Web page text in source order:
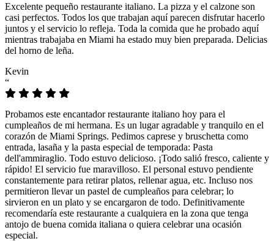
Excelente pequeño restaurante italiano. La pizza y el calzone son
casi perfectos. Todos los que trabajan aquí parecen disfrutar hacerlo
juntos y el servicio lo refleja. Toda la comida que he probado aquí
mientras trabajaba en Miami ha estado muy bien preparada. Delicias
del horno de leña.
Kevin
“
Probamos este encantador restaurante italiano hoy para el
cumpleaños de mi hermana. Es un lugar agradable y tranquilo en el
corazón de Miami Springs. Pedimos caprese y bruschetta como
entrada, lasaña y la pasta especial de temporada: Pasta
dell'ammiraglio. Todo estuvo delicioso. ¡Todo salió fresco, caliente y
rápido! El servicio fue maravilloso. El personal estuvo pendiente
constantemente para retirar platos, rellenar agua, etc. Incluso nos
permitieron llevar un pastel de cumpleaños para celebrar; lo
sirvieron en un plato y se encargaron de todo. Definitivamente
recomendaría este restaurante a cualquiera en la zona que tenga
antojo de buena comida italiana o quiera celebrar una ocasión
especial.